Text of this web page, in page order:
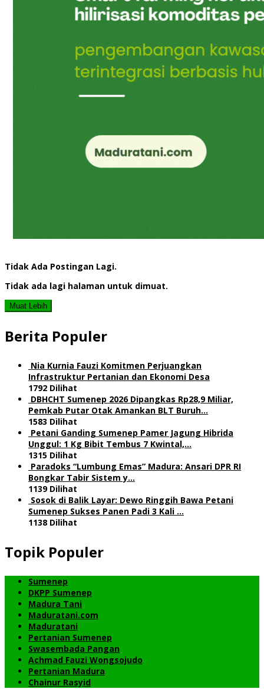
Tidak Ada Postingan Lagi.
Tidak ada lagi halaman untuk dimuat.
Muat Lebih
Berita Populer
Nia Kurnia Fauzi Komitmen Perjuangkan
Infrastruktur Pertanian dan Ekonomi Desa
1792 Dilihat
DBHCHT Sumenep 2026 Dipangkas Rp28,9 Miliar,
Pemkab Putar Otak Amankan BLT Buruh…
1583 Dilihat
Petani Ganding Sumenep Pamer Jagung Hibrida
Unggul: 1 Kg Bibit Tembus 7 Kwintal,…
1315 Dilihat
Paradoks “Lumbung Emas” Madura: Ansari DPR RI
Bongkar Tabir Sistem y…
1139 Dilihat
Sosok di Balik Layar: Dewo Ringgih Bawa Petani
Sumenep Sukses Panen Padi 3 Kali …
1138 Dilihat
Topik Populer
Sumenep
DKPP Sumenep
Madura Tani
Maduratani.com
Maduratani
Pertanian Sumenep
Swasembada Pangan
Achmad Fauzi Wongsojudo
Pertanian Madura
Chainur Rasyid